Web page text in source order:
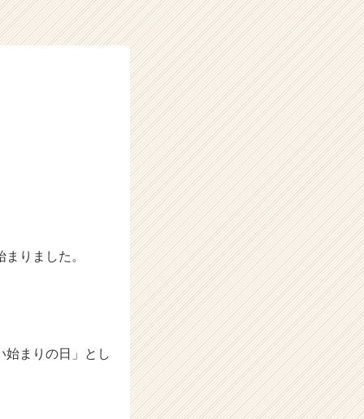
りました。
始まりの日」とし